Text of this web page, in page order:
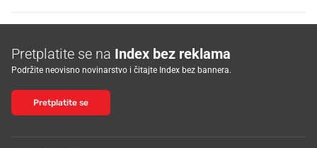
Pretplatite se na Index bez reklama
Podržite neovisno novinarstvo i čitajte Index bez bannera.
Pretplatite se